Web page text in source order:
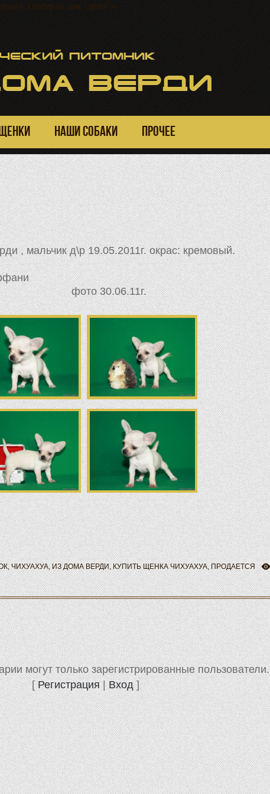
Оливер из дом...далее">
питомник
ВЕРДИ
НАШИ СОБАКИ ПРОЧЕЕ
, мальчик д\р 19.05.2011г. окрас: кремовый.
фото 30.06.11г.
,ЧИХУАХУА,ИЗ ДОМА ВЕРДИ,КУПИТЬ ЩЕНКА ЧИХУАХУА,ПРОДАЕТСЯ
могут только зарегистрированные пользователи.
[Регистрация|Вход]